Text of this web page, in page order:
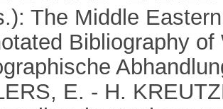
The Middle
Bibliography
E. - H.